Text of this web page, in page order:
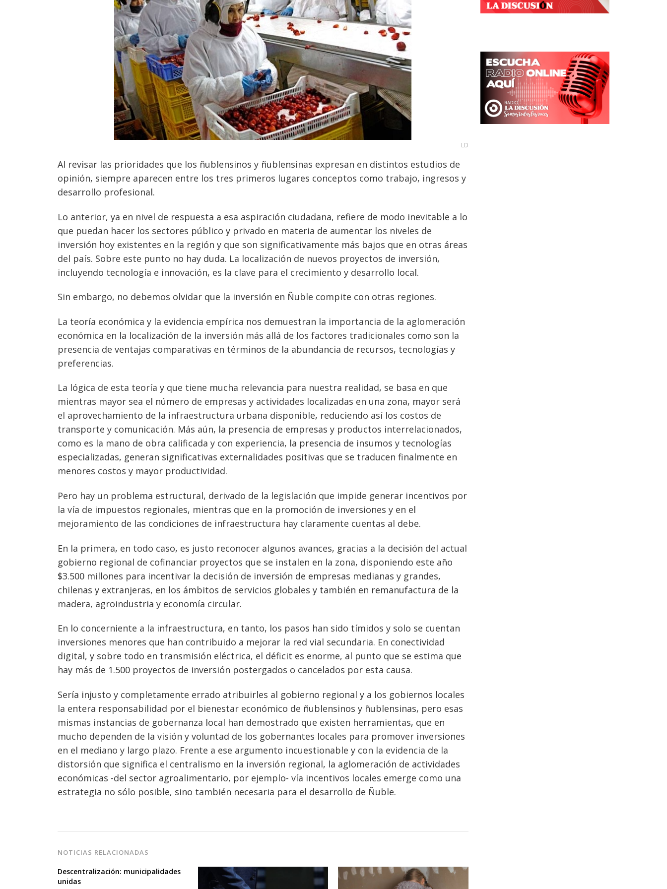
LD
Al revisar las prioridades que los ñublensinos y ñublensinas expresan en distintos estudios de
opinión, siempre aparecen entre los tres primeros lugares conceptos como trabajo, ingresos y
desarrollo profesional.
Lo anterior, ya en nivel de respuesta a esa aspiración ciudadana, refiere de modo inevitable a lo
que puedan hacer los sectores público y privado en materia de aumentar los niveles de
inversión hoy existentes en la región y que son significativamente más bajos que en otras áreas
del país. Sobre este punto no hay duda. La localización de nuevos proyectos de inversión,
incluyendo tecnología e innovación, es la clave para el crecimiento y desarrollo local.
Sin embargo, no debemos olvidar que la inversión en Ñuble compite con otras regiones.
La teoría económica y la evidencia empírica nos demuestran la importancia de la aglomeración
económica en la localización de la inversión más allá de los factores tradicionales como son la
presencia de ventajas comparativas en términos de la abundancia de recursos, tecnologías y
preferencias.
La lógica de esta teoría y que tiene mucha relevancia para nuestra realidad, se basa en que
mientras mayor sea el número de empresas y actividades localizadas en una zona, mayor será
el aprovechamiento de la infraestructura urbana disponible, reduciendo así los costos de
transporte y comunicación. Más aún, la presencia de empresas y productos interrelacionados,
como es la mano de obra calificada y con experiencia, la presencia de insumos y tecnologías
especializadas, generan significativas externalidades positivas que se traducen finalmente en
menores costos y mayor productividad.
Pero hay un problema estructural, derivado de la legislación que impide generar incentivos por
la vía de impuestos regionales, mientras que en la promoción de inversiones y en el
mejoramiento de las condiciones de infraestructura hay claramente cuentas al debe.
En la primera, en todo caso, es justo reconocer algunos avances, gracias a la decisión del actual
gobierno regional de cofinanciar proyectos que se instalen en la zona, disponiendo este año
$3.500 millones para incentivar la decisión de inversión de empresas medianas y grandes,
chilenas y extranjeras, en los ámbitos de servicios globales y también en remanufactura de la
madera, agroindustria y economía circular.
En lo concerniente a la infraestructura, en tanto, los pasos han sido tímidos y solo se cuentan
inversiones menores que han contribuido a mejorar la red vial secundaria. En conectividad
digital, y sobre todo en transmisión eléctrica, el déficit es enorme, al punto que se estima que
hay más de 1.500 proyectos de inversión postergados o cancelados por esta causa.
Sería injusto y completamente errado atribuirles al gobierno regional y a los gobiernos locales
la entera responsabilidad por el bienestar económico de ñublensinos y ñublensinas, pero esas
mismas instancias de gobernanza local han demostrado que existen herramientas, que en
mucho dependen de la visión y voluntad de los gobernantes locales para promover inversiones
en el mediano y largo plazo. Frente a ese argumento incuestionable y con la evidencia de la
distorsión que significa el centralismo en la inversión regional, la aglomeración de actividades
económicas -del sector agroalimentario, por ejemplo- vía incentivos locales emerge como una
estrategia no sólo posible, sino también necesaria para el desarrollo de Ñuble.
NOTICIAS RELACIONADAS
Descentralización: municipalidades
unidas
Navegación